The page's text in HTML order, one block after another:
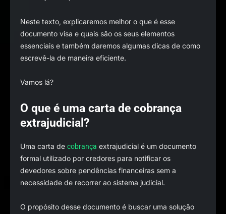
Neste texto, explicaremos melhor o que é esse
documento visa e quais são os seus elementos
essenciais e também daremos algumas dicas de como
escrevê-la de maneira eficiente.
Vamos lá?
O que é uma carta de cobrança
extrajudicial?
Uma carta de cobrança extrajudicial é um documento
formal utilizado por credores para notificar os
devedores sobre pendências financeiras sem a
necessidade de recorrer ao sistema judicial.
O propósito desse documento é buscar uma solução